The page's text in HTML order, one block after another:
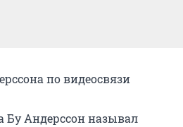
по видеосвязи
Андерссон называл